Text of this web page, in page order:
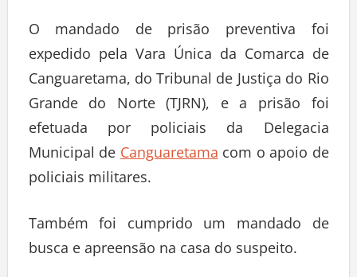
O mandado de prisão preventiva foi
expedido pela Vara Única da Comarca de
Canguaretama, do Tribunal de Justiça do Rio
Grande do Norte (TJRN), e a prisão foi
efetuada por policiais da Delegacia
Municipal deCanguaretamacom o apoio de
policiais militares.
Também foi cumprido um mandado de
busca e apreensão na casa do suspeito.